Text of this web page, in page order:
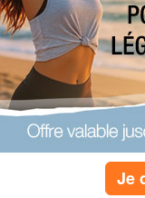
Je